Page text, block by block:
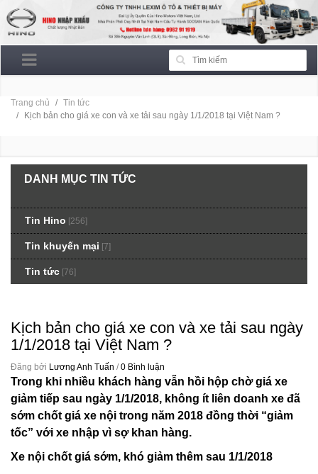
Trang chủ
Tin tức
Kịch bản cho giá xe con và xe tải sau ngày 1/1/2018 tại Việt Nam ?
DANH MỤC TIN TỨC
Tin Hino [256]
Tin khuyến mại [7]
Tin tức [76]
Kịch bản cho giá xe con và xe tải sau ngày
1/1/2018 tại Việt Nam ?
Đăng bởi Lương Anh Tuấn /0 Bình luận
Trong khi nhiều khách hàng vẫn hồi hộp chờ giá xe
giảm tiếp sau ngày 1/1/2018, không ít liên doanh xe đã
sớm chốt giá xe nội trong năm 2018 đồng thời “giảm
tốc” với xe nhập vì sợ khan hàng.
Xe nội chốt giá sớm, khó giảm thêm sau 1/1/2018